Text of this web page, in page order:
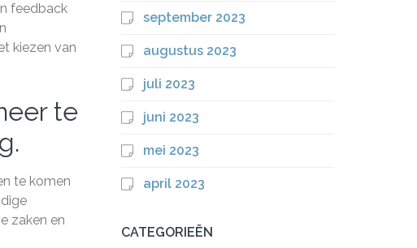
feedback
kiezen van
te
te komen
zaken en
september 2023
augustus 2023
juli 2023
juni 2023
mei 2023
april 2023
CATEGORIEËN